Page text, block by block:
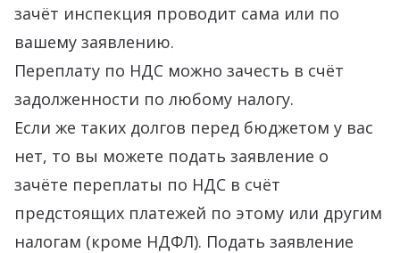
зачёт инспекция проводит сама или по
вашему заявлению.
Переплату по НДС можно зачесть в счёт
задолженности по любому налогу.
Если же таких долгов перед бюджетом у вас
нет, то вы можете подать заявление о
зачёте переплаты по НДС в счёт
предстоящих платежей по этому или другим
налогам (кроме НДФЛ). Подать заявление